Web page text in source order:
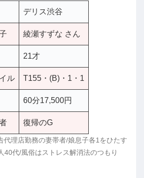
デリス渋谷
綾瀬すずな さん
21才
ル T155・(B)・1・1
60分17,500円
復帰のG
代理店勤務の妻帯者/娘息子各1をひたす
40代/風俗はストレス解消法のつもり